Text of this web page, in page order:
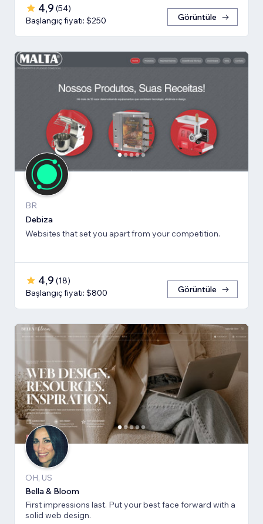
4,9 (54)
Başlangıç fiyatı: $250
Görüntüle
BR
Debiza
Websites that set you apart from your competition.
4,9 (18)
Başlangıç fiyatı: $800
Görüntüle
OH, US
Bella & Bloom
First impressions last. Put your best face forward with a
solid web design.